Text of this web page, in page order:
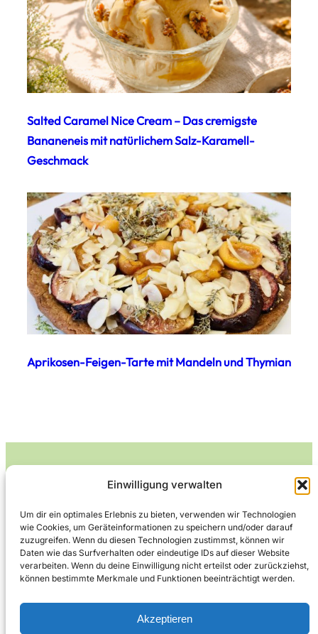
Einwilligung verwalten
Um dir ein optimales Erlebnis zu bieten, verwenden wir Technologien
wie Cookies, um Geräteinformationen zu speichern und/oder darauf
zuzugreifen. Wenn du diesen Technologien zustimmst, können wir
Daten wie das Surfverhalten oder eindeutige IDs auf dieser Website
verarbeiten. Wenn du deine Einwilligung nicht erteilst oder zurückziehst,
können bestimmte Merkmale und Funktionen beeinträchtigt werden.
Akzeptieren
Salted Caramel Nice Cream – Das cremigste
Bananeneis mit natürlichem Salz-Karamell-
Geschmack
Aprikosen-Feigen-Tarte mit Mandeln und Thymian
Leckerlife
Lecker essen – gesund leben.
Kontakt